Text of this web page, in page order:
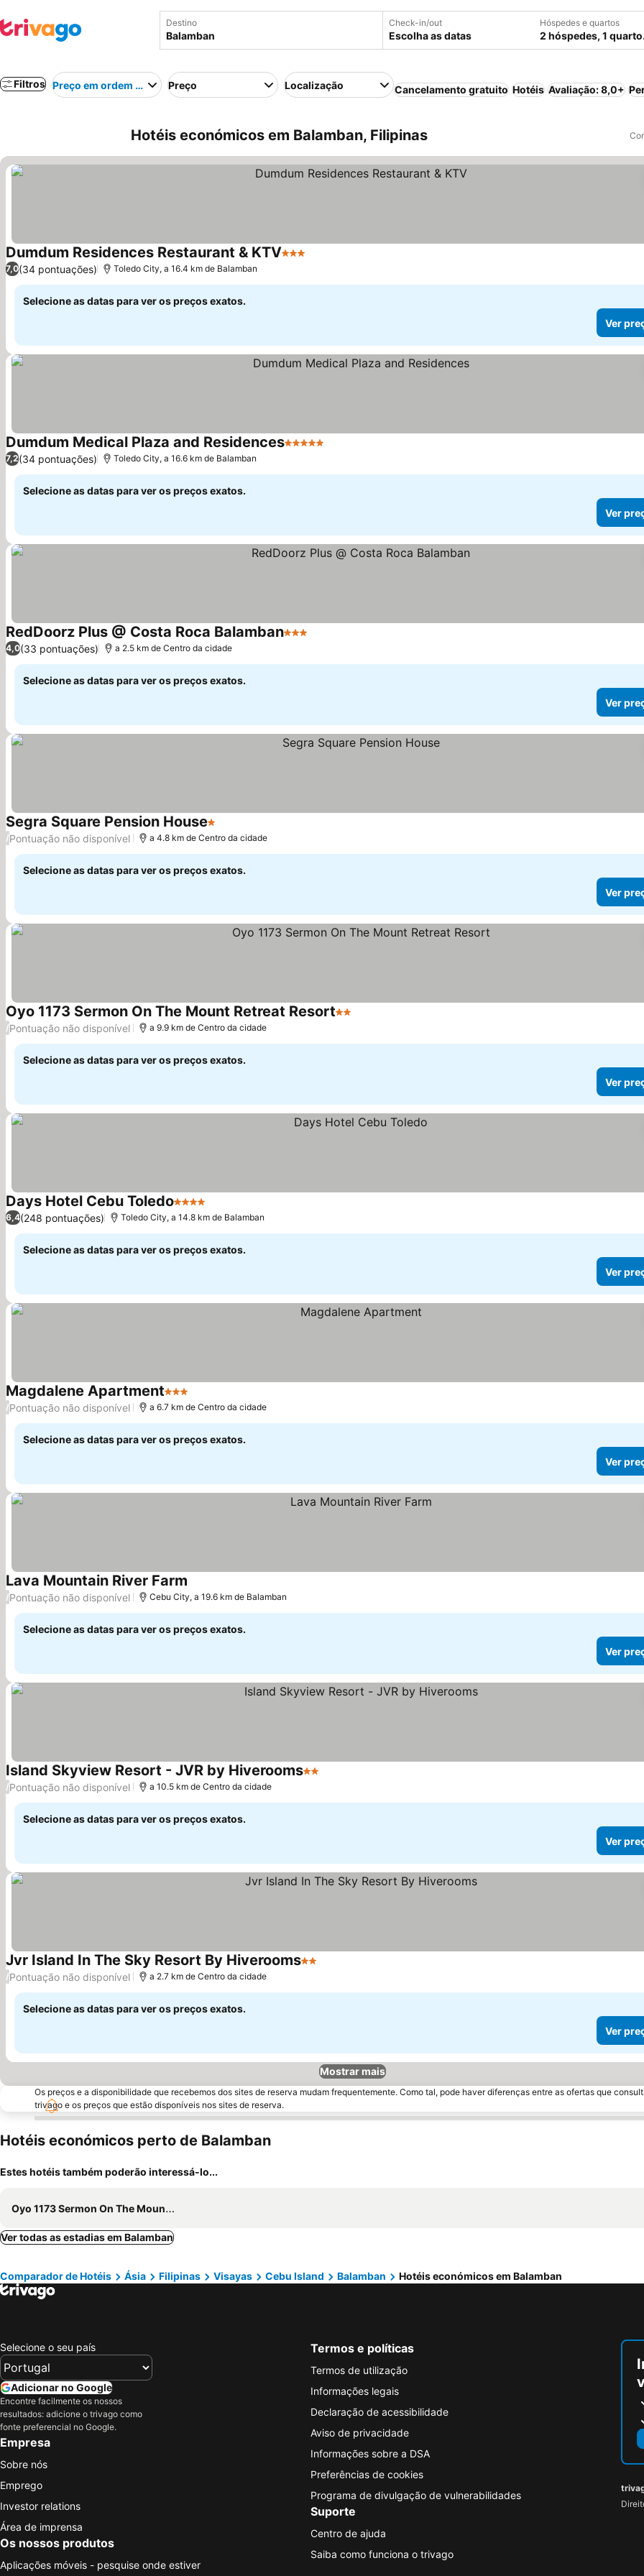
Destino Check-in/out
Escolha as datas
Hóspedes e quartos
2 hóspedes, 1 quarto.
Filtros Preço em ordem crescentePreço Localização Cancelamento gratuito Hotéis Avaliação: 8,0+
Hotéis económicos em Balamban, Filipinas
Dumdum Residences Restaurant & KTV3 Estrelas
7,0(34 pontuações) Toledo City, a 16.4 km de Balamban
Selecione as datas para ver os preços exatos.
Ver
Dumdum Medical Plaza and Residences5 Estrelas
7,2(34 pontuações) Toledo City, a 16.6 km de Balamban
Selecione as datas para ver os preços exatos.
Ver
RedDoorz Plus @ Costa Roca Balamban3 Estrelas
4,0(33 pontuações) a 2.5 km de Centro da cidade
Selecione as datas para ver os preços exatos.
Ver
Segra Square Pension House1 Estrelas
/Pontuação não disponível a 4.8 km de Centro da cidade
Selecione as datas para ver os preços exatos.
Ver
Oyo 1173 Sermon On The Mount Retreat Resort2 Estrelas
/Pontuação não disponível a 9.9 km de Centro da cidade
Selecione as datas para ver os preços exatos.
Ver
Days Hotel Cebu Toledo4 Estrelas
6,4(248 pontuações) Toledo City, a 14.8 km de Balamban
Selecione as datas para ver os preços exatos.
Ver
Magdalene Apartment3 Estrelas
/Pontuação não disponível a 6.7 km de Centro da cidade
Selecione as datas para ver os preços exatos.
Ver
Lava Mountain River Farm
/Pontuação não disponível Cebu City, a 19.6 km de Balamban
Selecione as datas para ver os preços exatos.
Ver
Island Skyview Resort - JVR by Hiverooms2 Estrelas
/Pontuação não disponível a 10.5 km de Centro da cidade
Selecione as datas para ver os preços exatos.
Ver
Jvr Island In The Sky Resort By Hiverooms2 Estrelas
/Pontuação não disponível a 2.7 km de Centro da cidade
Selecione as datas para ver os preços exatos.
Ver
Mostrar mais
Os preços e a disponibilidade que recebemos dos sites de reserva mudam frequentemente. Como tal, pode haver diferenças entre as ofertas que
trivago e os preços que estão disponíveis nos sites de reserva.
Hotéis económicos perto de Balamban
Estes hotéis também poderão interessá-lo...
Oyo 1173 Sermon On The Mount Retreat Resort
Ver todas as estadias em Balamban
Comparador de Hotéis Ásia Filipinas Visayas Cebu Island Balamban Hotéis económicos em Balamban
Selecione o seu país
Adicionar no Google
Encontre facilmente os nossos
resultados: adicione o trivago como
fonte preferencial no Google.
Empresa
Sobre nós
Emprego
Investor relations
Área de imprensa
Os nossos produtos
Aplicações móveis - pesquise onde estiver
Termos e políticas
Termos de utilização
Informações legais
Declaração de acessibilidade
Aviso de privacidade
Informações sobre a DSA
Preferências de cookies
Programa de divulgação de vulnerabilidades
Suporte
Centro de ajuda
Saiba como funciona o trivago